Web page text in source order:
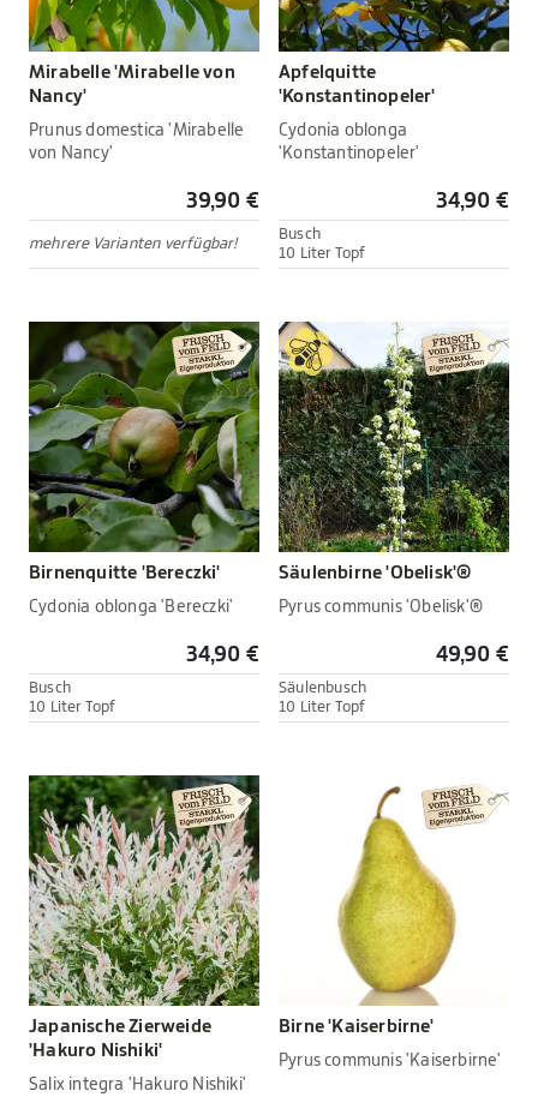
Mirabelle 'Mirabelle von
Nancy'
Prunus domestica 'Mirabelle
von Nancy'
39,90 €
mehrere Varianten verfügbar!
Apfelquitte
'Konstantinopeler'
Cydonia oblonga
'Konstantinopeler'
34,90 €
Busch
10 Liter Topf
Birnenquitte 'Bereczki'
Cydonia oblonga 'Bereczki'
34,90 €
Busch
10 Liter Topf
Säulenbirne 'Obelisk'®
Pyrus communis 'Obelisk'®
49,90 €
Säulenbusch
10 Liter Topf
Japanische Zierweide
'Hakuro Nishiki'
Salix integra 'Hakuro Nishiki'
Birne 'Kaiserbirne'
Pyrus communis 'Kaiserbirne'